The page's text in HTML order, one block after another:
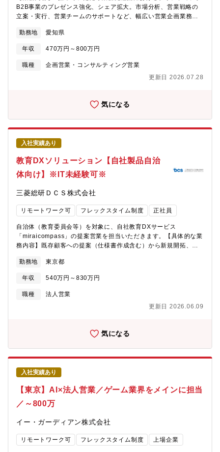
B2B事業のプレゼンス強化、シェア拡大。市場分析、営業戦略の
立案・実行、営業チームのサポートなど、幅広い営業企画業務の
う！■将来的なキャリアパスビジネスリーダーや事業リーダーとし
て組織を牽引いただいた後、実力次第では海外販社でのビジネス
責任者や本社での事業責任者というポジションを想定することが
できます。■募集背景同社の中核事業であるプリンティングビジネ
長は戦略的に極めて重要な位置づけとなっています。事業拡大が
カギを握っています。市場や顧客の要望の変化を迅速に把握し、
販売会社と連携しながらスピード感のある事業推進が求められて
います。この重要なミッションを遂行するため、事業の中核を担
い、成長を加速させることのできる優秀な人財を求めています。■
職場環境マネージャー1名+チームメンバー5名の組織体制です。海
外販社との英語でのやりとりが多く、グローバルな視点で働ける
職場です。メンバー同士の連携や上下間の風通しもよく意見を発
信しやすい明るい雰囲気が特徴です。勤務地の名称は瑞穂工場と
ありますが、実際には工場機能はなくオフィスビルとなっており
40H/月程度【求める人材像】・戦略的思考：市場動向や顧客ニー
ズを的確に分析し、戦略的な営業プランを立案できる ・リーダー
シップ：チームを牽引し、モチベーションを高めるリーダーシッ
プスキル。部下の育成や支援に積極的に取り組める方。 ・コミュ
ニケーション能力：社内外の関係者と円滑にコミュニケーション
を図り、協力体制を築ける能力。海外販売会社との連携が重要と
なるため、調整力や交渉力も求められます。・スピード感：迅速
に市場の変化に対応し、スピード感を持って事業を推進できる
ナリズム：倫理観を持ち、プロフェッショナルとしての責任を果
勤務地 愛知県
年収 470万円～800万円
職種
企画営業・コンサルティング営業
更新日 2026.07.28
気になる
入社実績あり
教育DXソリューション【自社製品自治
体向け】※IT未経験可※
三菱総研ＤＣＳ株式会社
リモートワーク可 フレックスタイム制度 正社員
自治体（教育委員会等）を対象に、自社教育DXサービス
「miraicompass」の提案営業を担当いただきます。【具体的な業
務内容】既存顧客への提案（仕様書作成含む）から新規開拓、代
だきます。担当エリアでの新規営業、既存顧客へのクロスセル・
アップセル提案、代理店の販売支援・営業同行などを通じて、文
教市場での更なるシェア拡大を目指していただきます。教育現場
の課題を深く理解し、顧客と共に最適な解決策を創り出すコンサ
加えて営業企画業務として、販売戦略立案やプロモーション企画
ついて】従来の紙での出願を全てオンラインで完結することでDX
化を実現し、保護者の出願や?払いの?間、学校側の事務作業の?間
等、双?の課題を解決するシステムで、多くのユーザーを獲得して
います。https://www.dcs.co.jp/solution/miraicompass/【同ポジ
ションの魅力】三菱総研グループの安定した経営基盤のもと、自
社開発の教育DXサービス「mirai compass」を武器に、教育現場
の本質的な課題解決に挑戦できる点が最大の魅力です。ITの高度
なソリューション力を活かし、自治体や学校法人とともに入試・
校務のデジタル化を推進し、社会的意義の高い変革を実現できま
高く、裁量を持って提案活動に取り組める環境で、教育×ITでキャ
リアと社会貢献を両立できる希少性の高いポジションです。中長
期的なキャリア形成にも最適です。【同社について】2004年から
勤務地 東京都
年収 540万円～830万円
職種
法人営業
更新日 2026.06.09
気になる
入社実績あり
【東京】AI×法人営業／ゲーム業界をメインに担当
／～800万
イー・ガーディアン株式会社
リモートワーク可 フレックスタイム制度 上場企業